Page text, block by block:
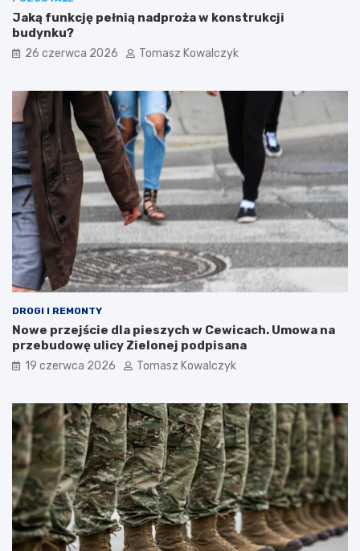
Jaką funkcję pełnią nadproża w konstrukcji
budynku?
26 czerwca 2026 Tomasz Kowalczyk
DROGI I REMONTY
Nowe przejście dla pieszych w Cewicach. Umowa na
przebudowę ulicy Zielonej podpisana
19 czerwca 2026 Tomasz Kowalczyk